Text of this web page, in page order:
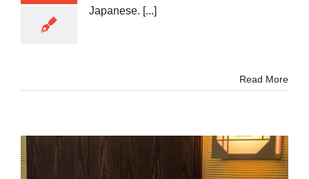
Japanese. [...]
Read More